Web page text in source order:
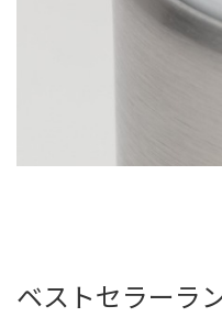
ベストセラーラ